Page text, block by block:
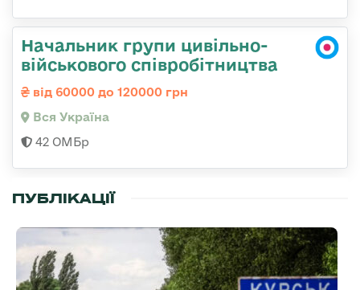
Начальник групи цивільно-
військового співробітництва
від 60000 до 120000 грн
Вся Україна
42 ОМБр
ПУБЛІКАЦІЇ